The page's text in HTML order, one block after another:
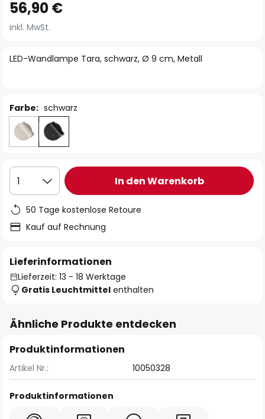
Anfang
der
springen
LED-Wandlampe Tara, schwarz, Ø 9 cm, Metall
56,90 €
inkl. MwSt.
Farbe: schwarz
1 In den Warenkorb
50 Tage kostenlose Retoure
Kauf auf Rechnung
Lieferinformationen
Lieferzeit: 13 - 18 Werktage
Gratis Leuchtmittel enthalten
Ähnliche Produkte entdecken
Produktinformationen
Artikel Nr.: 10050328
Produktinformationen